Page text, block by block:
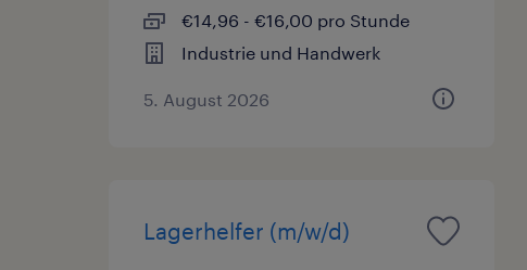
€14,96 - €16,00 pro Stunde
Industrie und Handwerk
5. August 2026
Lagerhelfer (m/w/d)